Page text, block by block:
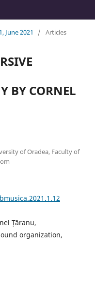
June 2021 / Articles
BY CORNEL
of Oradea, Faculty of
Țăranu,
organization,